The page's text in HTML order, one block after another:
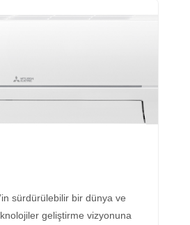
sürdürülebilir bir dünya ve
geliştirme vizyonuna